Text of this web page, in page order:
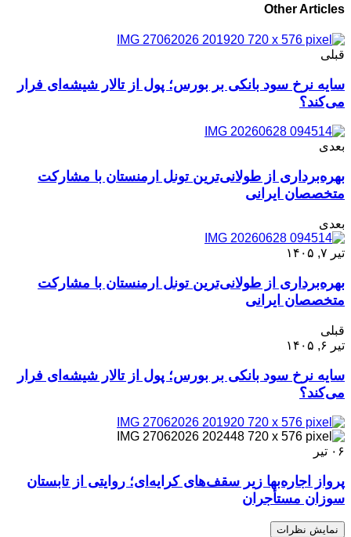
Other Articles
قبلی
سایه نرخ سود بانکی بر بورس؛ پول از تالار شیشه‌ای فرار
می‌کند؟
بعدی
بهره‌برداری از طولانی‌ترین تونل ارمنستان با مشارکت
متخصصان ایرانی
بعدی
تیر ۷, ۱۴۰۵
بهره‌برداری از طولانی‌ترین تونل ارمنستان با مشارکت
متخصصان ایرانی
قبلی
تیر ۶, ۱۴۰۵
سایه نرخ سود بانکی بر بورس؛ پول از تالار شیشه‌ای فرار
می‌کند؟
۰۶ تیر
پرواز اجاره‌بها زیر سقف‌های کرایه‌ای؛ روایتی از تابستان
سوزان مستأجران
نمایش نظرات